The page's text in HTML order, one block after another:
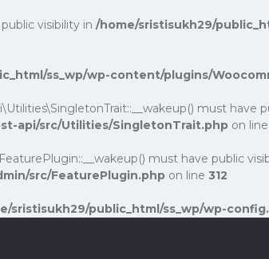
visibility in /home/sristisukh29/
ss_wp/wp-content/plugins/
must have
api/src/Utilities/SingletonTrait.php on line
must have public
src/FeaturePlugin.php on line 312
sristisukh29/public_html/ss_wp/wp-